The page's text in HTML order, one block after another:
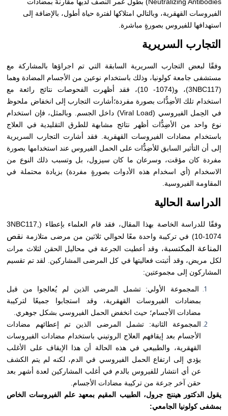
الفيروسات القهقرية، وبالتالي امتلاكها لفترة حياة أطول، بالإضافة إلى
استهدافها للفيروس بصورةٍ مباشرة.
التجارب السريرية
وفقًا لبعض التجارب السريرية السابقة التي تم اجراؤها بالمشاركة مع
مستشفى جامعة كولونيا، وذلك باستخدام نوعين من الأجسام المضادة وهما
(3NBC117)، و(1074- 10)، فقد أظهرت الفحوصات نتائج رائعة مع
استخدام تلك الأضِدٌّات بصورة مفردة؛أشارت التجارب إلى انخفاض ملحوظ
في الحِمل الفيروسي (Viral Load) داخل الجسم. وبالمثل، فإن استخدام
نوع واحد من الأضِدٌّات أظهر نتائج مشابهة للطرق التقليدية في العلاج
باستخدام مضادات الفيروسات القهقرية. فقد أشارت التجارب السريرية
إلى أن التأثير السابق للأضِدٌّات على الحمل الفيروس عند استخدامها بصورة
مفردة كان مؤقت، وسرعان ما كان سيزول، بل وتسبب ذلك النوع من
الاسخدام (أي اسخدام هذه الأدوات بصورةٍ مفردة) بزيادة محتملة في
المقاومة الفيروسية.
الدراسة الحالية
وفقًا للدراسة الخاصة بهذا المقال، فقد قام العلماء بإعطاء (3NBC117,
10-1074) في تركيبة واحدة معًا لحوالي ثلاثين من مرضى متلازمة
نقص
المناعة المكتسبة، وقد أعطيت الجرعة في محاليل الحقن لثلاث مرات
لكل مريض، وقد أثبتت فعاليتها في كل المرضى المشاركين. لقد تم تقسيم
المشاركون إلى مجموعتين:
المجموعة الأولي: تشمل المرضى الذين لم يُعالجوا من قبل
بمضادات الفيروسات القهقرية، وقد استجابوا جميعًا لتركيبة
مضادات الأجسام؛ حيث انخفض الحمل الفيروسي بشكل جوهري.
المجموعة الثانية: تشمل المرضى الذين تم إعطائهم مضادات
الأجسام بعد إيقافهم العلاج الروتيني باستخدام مضادات الفيروسات
القهقرية، والطبيعي في هذه الحالة أن هذا الإيقاف على الأغلب
يؤدي إلى ارتفاع الحمل الفيروسي في الدم، لكنه لم يتم الكشف
عن أي انتشار للفيروس بالدم في أغلب المشاركين لعدة أشهر بعد
حقن آخر جرعة من تركيبة مضادات الأجسام.
يقول الدكتور هيننج جرول، الطبيب المقيم بمعهد علم الفيروسات الخاص
بمشفى كولونيا الجامعي: